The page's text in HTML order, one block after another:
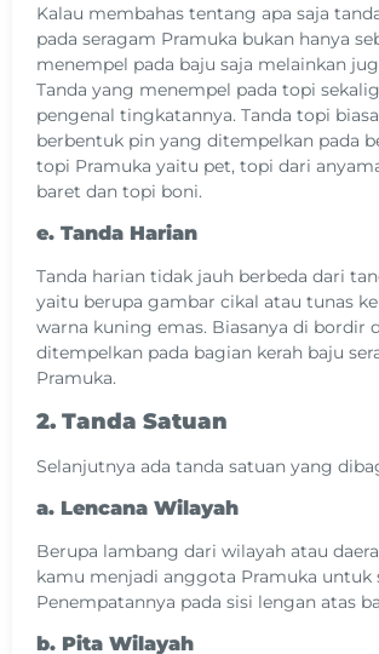
Kalau membahas tentang apa saja
pada seragam Pramuka bukan hanya
menempel pada baju saja melainkan
Tanda yang menempel pada topi
pengenal tingkatannya. Tanda topi
berbentuk pin yang ditempelkan pada
topi Pramuka yaitu pet, topi dari
baret dan topi boni.
e. Tanda Harian
Tanda harian tidak jauh berbeda dari
yaitu berupa gambar cikal atau tunas
warna kuning emas. Biasanya di bordir
ditempelkan pada bagian kerah baju
Pramuka.
2. Tanda Satuan
Selanjutnya ada tanda satuan yang
a. Lencana Wilayah
Berupa lambang dari wilayah atau
kamu menjadi anggota Pramuka untuk
Penempatannya pada sisi lengan atas
b. Pita Wilayah